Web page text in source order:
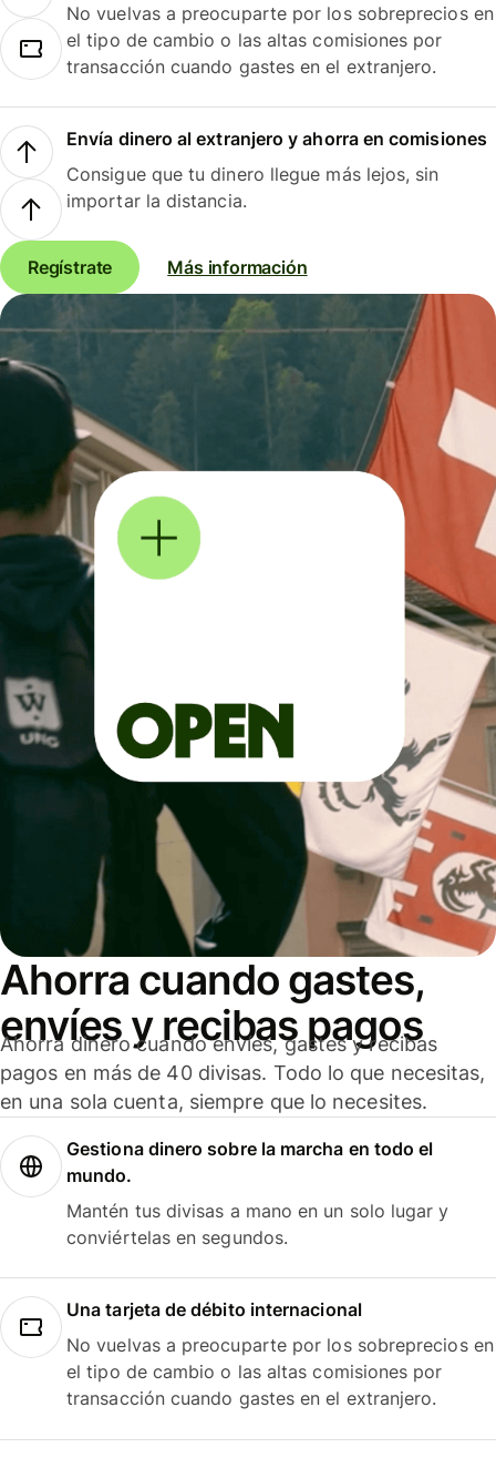
No vuelvas a preocuparte por los sobreprecios en
el tipo de cambio o las altas comisiones por
transacción cuando gastes en el extranjero.
Envía dinero al extranjero y ahorra en comisiones
Consigue que tu dinero llegue más lejos, sin
importar la distancia.
Regístrate Más información
Ahorra cuando gastes,
envíes y recibas pagos
Ahorra dinero cuando envíes, gastes y recibas
pagos en más de 40 divisas. Todo lo que necesitas,
en una sola cuenta, siempre que lo necesites.
Gestiona dinero sobre la marcha en todo el
mundo.
Mantén tus divisas a mano en un solo lugar y
conviértelas en segundos.
Una tarjeta de débito internacional
No vuelvas a preocuparte por los sobreprecios en
el tipo de cambio o las altas comisiones por
transacción cuando gastes en el extranjero.